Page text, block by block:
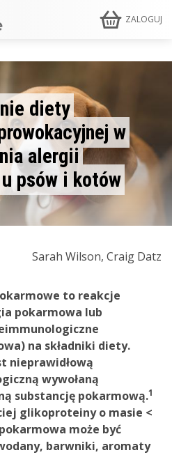
ZALOGUJ
diety
w
alergii
psów i kotów
Sarah Wilson, Craig Datz
to reakcje
pokarmowa lub
na składniki diety.
nieprawidłową
wywołaną
substancję pokarmową.1
glikoproteiny o masie <
może być
barwniki, aromaty